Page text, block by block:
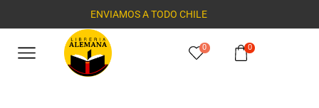
ENVIAMOS A TODO CHILE
0 0